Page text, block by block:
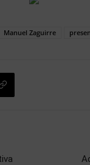
Manuel Zaguirre